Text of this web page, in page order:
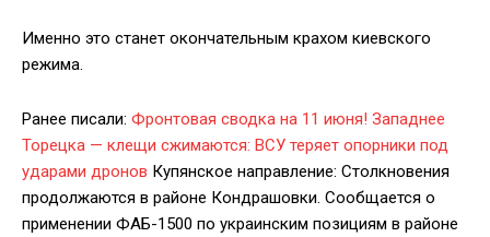
Именно это станет окончательным крахом киевского
режима.
Ранее писали: Фронтовая сводка на 11 июня! Западнее
Торецка — клещи сжимаются: ВСУ теряет опорники под
ударами дронов Купянское направление: Столкновения
продолжаются в районе Кондрашовки. Сообщается о
применении ФАБ-1500 по украинским позициям в районе